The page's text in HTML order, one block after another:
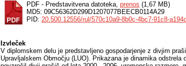
PDF - Predstavitvena datoteka, prenos (1,67 MB)
MD5: 09C56362D299D1207077BEECB0114A29
PID: 20.500.12556/rul/570c10a9-8b0c-4bc7-91c8-
Izvleček
V diplomskem delu je predstavljeno gospodarjenje z divjim
Upravljalskem Območju (LUO). Prikazana je dinamika